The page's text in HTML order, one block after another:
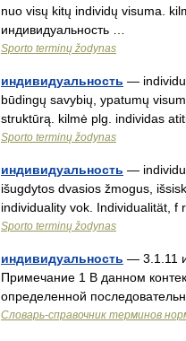
nuo visų kitų individų visuma.
индивидуальность …
Sporto terminų žodynas
индивидуальность —
būdingų savybių, ypatumų
struktūrą. kilmė plg. individas
Sporto terminų žodynas
индивидуальность —
išugdytos dvasios žmogus,
individuality vok. Individualität, f
Sporto terminų žodynas
индивидуальность — 3.1.11
Примечание 1 В данном
определенной
Словарь-справочник терминов